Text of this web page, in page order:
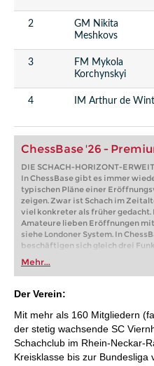
2
GM Nikita
Meshkovs
3
FM Mykola
Korchynskyi
4 IM Arthur de
ChessBase '26 -
DIE SCHACH-HORIZONT-
In ChessBase gibt es immer
typischen Pläne einer
zeigen. Zwar ist Schach im
viel konkreter als früher gedacht.
Amateure lieben Eröffnungen
siehe Londoner System. In
beschäftigen sich gleich drei
Darstellung von Plänen. Im neuen
Eröffnungsreport wird für jede
Variante untersucht, welche
Bauernvorstöße darin wichtig
die Figuren üblicherweise
man die neue Monte-Carlo-
hier das Brett die häufigsten
Mehr...
Der Verein:
Mit mehr als 160 Mitgliedern
der stetig wachsende SC
Schachclub im Rhein-Neckar-
Kreisklasse bis zur